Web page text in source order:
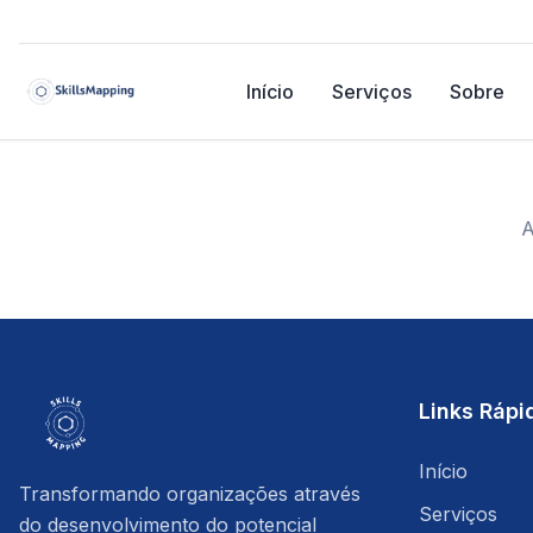
Início Serviços Sobre
Transformando organizações através
do desenvolvimento do potencial
Links
Início
Serviços